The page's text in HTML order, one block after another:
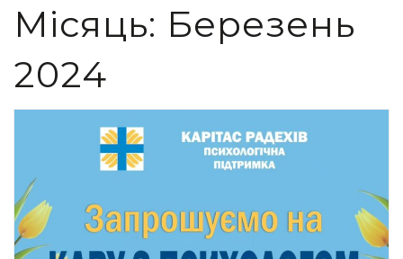
Місяць: Березень
2024